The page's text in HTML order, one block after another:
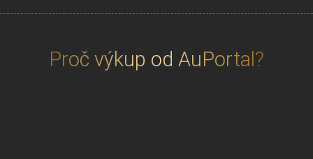
Proč výkup od AuPortal?